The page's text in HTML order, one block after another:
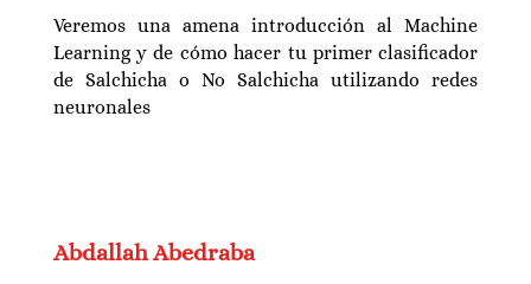
Veremos una amena introducción al Machine
Learning y de cómo hacer tu primer clasificador
de Salchicha o No Salchicha utilizando redes
neuronales
Abdallah Abedraba